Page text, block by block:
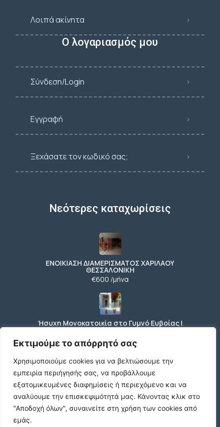
Εκτιμούμε το απόρρητό σας
Χρησιμοποιούμε cookies για να βελτιώσουμε την
εμπειρία περιήγησής σας, να προβάλλουμε
εξατομικευμένες διαφημίσεις ή περιεχόμενο και να
αναλύουμε την επισκεψιμότητά μας. Κάνοντας κλικ στο
"Αποδοχή όλων", συναινείτε στη χρήση των cookies από
εμάς.
Λοιπά ακίνητα
Ο λογαριασμός μου
Σύνδεση/Login
Εγγραφή
Ξεχάσατε τον κωδικό σας;
Νεότερες καταχωρίσεις
ΕΝΟΙΚΙΑΣΗ ΔΙΑΜΕΡΙΣΜΑΤΟΣ ΧΑΡΙΛΑΟΥ
ΘΕΣΣΑΛΟΝΙΚΗ
€600 /μήνα
Ήσυχη Μονοκατοικία στο Γυμνό Ευβοίας |
Κοντά σε Θάλασσα & Βουνό
€52 /μήνα
ΕΝΟΙΚΙΑΣΗ ΔΙΑΜΕΡΙΣΜΑΤΟΣ ΧΑΡΙΛΑΟΥ
ΘΕΣΣΑΛΟΝΙΚΗ
€600 /μήνα